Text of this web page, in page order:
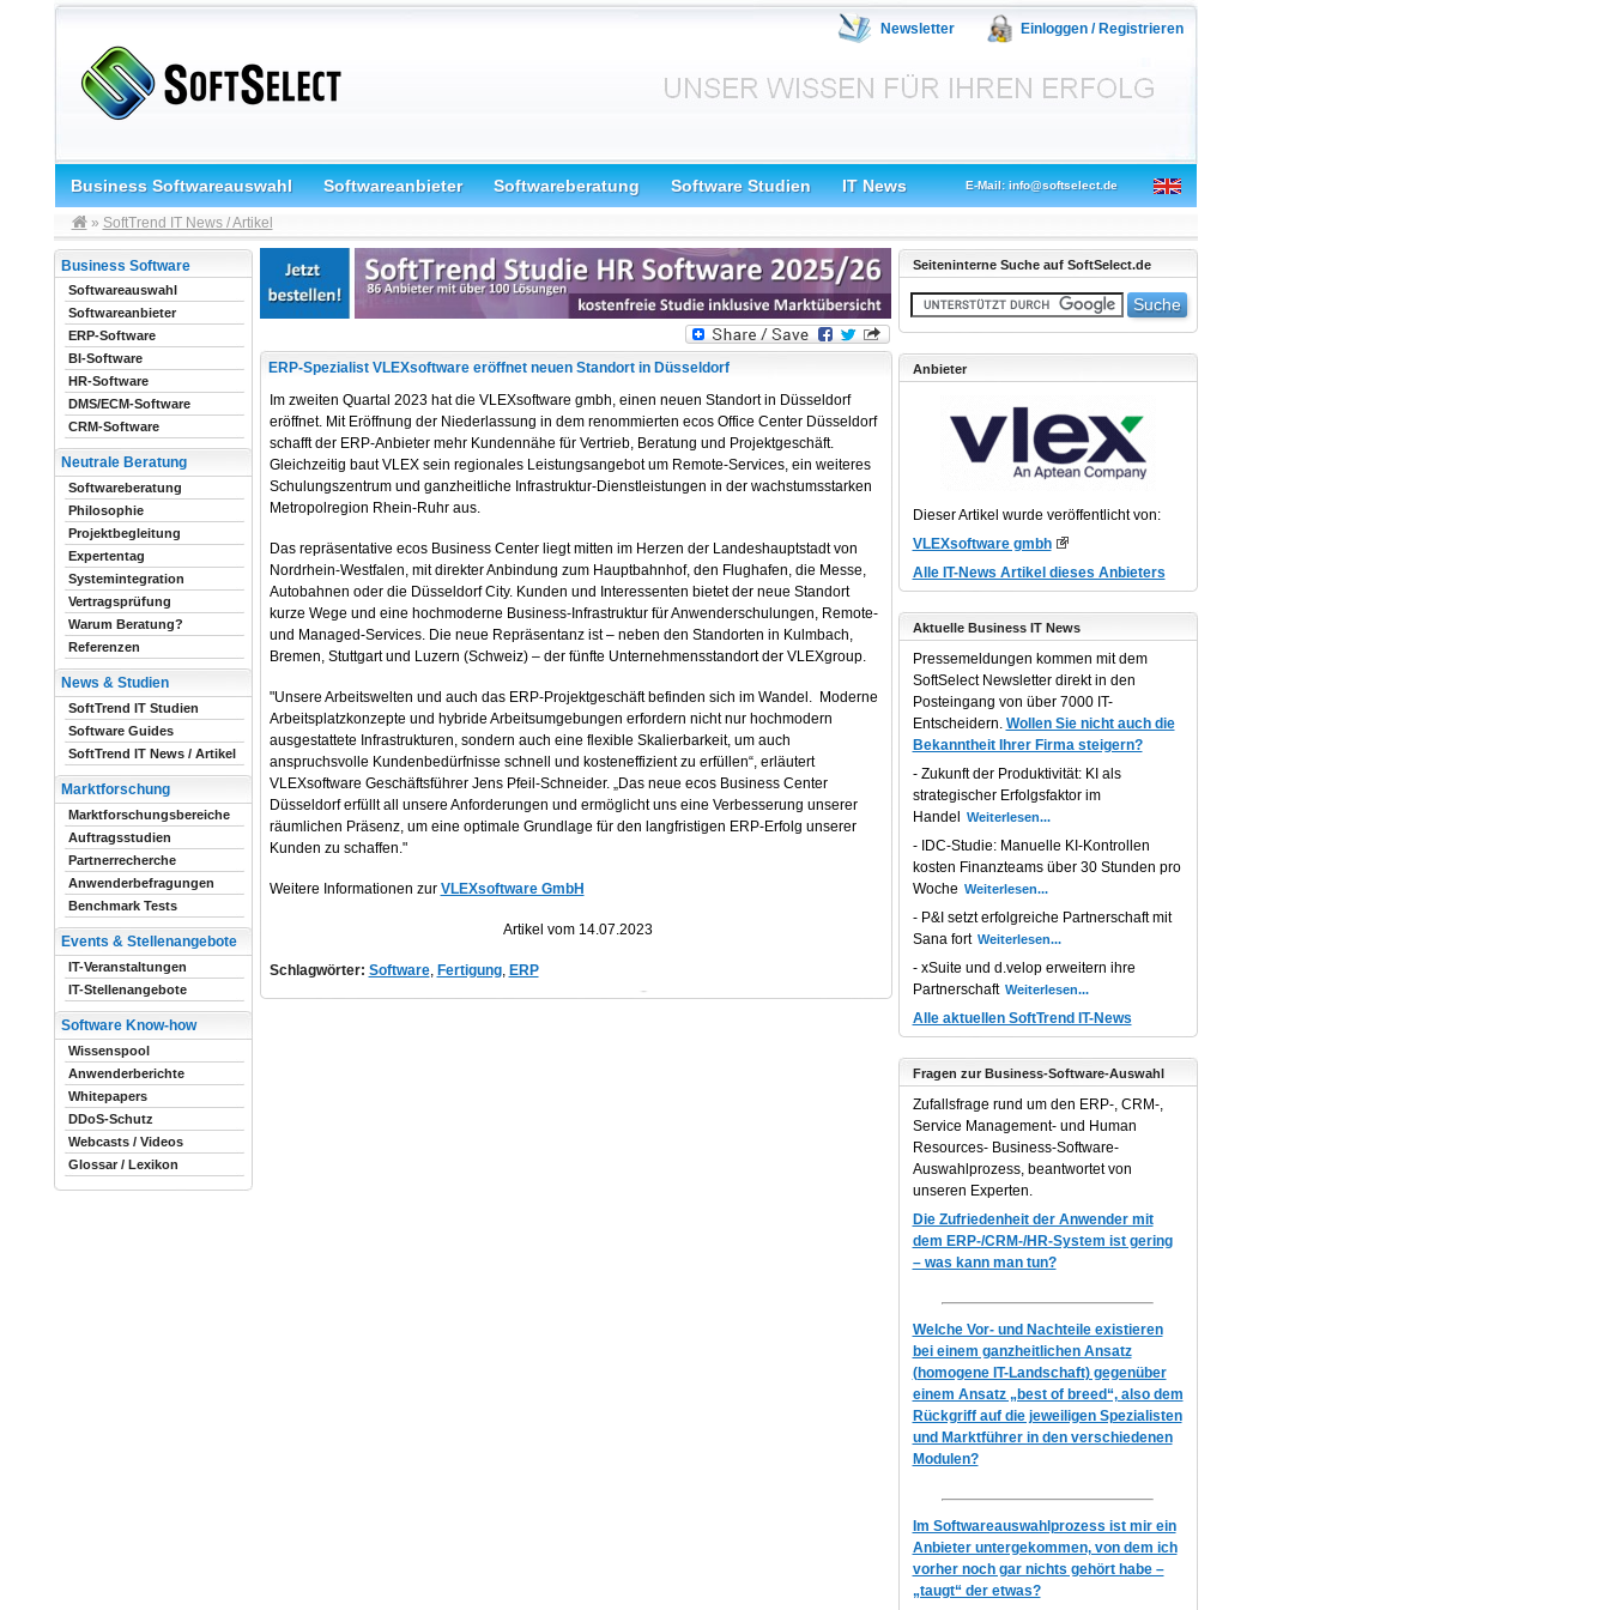
Newsletter Einloggen / Registrieren
Business Softwareauswahl Softwareanbieter Softwareberatung Software Studien IT News E-Mail: info@softselect.de
» SoftTrend IT News / Artikel
ERP-Spezialist VLEXsoftware eröffnet neuen Standort in Düsseldorf
Im zweiten Quartal 2023 hat die VLEXsoftware gmbh, einen neuen Standort in Düsseldorf
eröffnet. Mit Eröffnung der Niederlassung in dem renommierten ecos Office Center Düsseldorf
schafft der ERP-Anbieter mehr Kundennähe für Vertrieb, Beratung und Projektgeschäft.
Gleichzeitig baut VLEX sein regionales Leistungsangebot um Remote-Services, ein weiteres
Schulungszentrum und ganzheitliche Infrastruktur-Dienstleistungen in der wachstumsstarken
Metropolregion Rhein-Ruhr aus.
Das repräsentative ecos Business Center liegt mitten im Herzen der Landeshauptstadt von
Nordrhein-Westfalen, mit direkter Anbindung zum Hauptbahnhof, den Flughafen, die Messe,
Autobahnen oder die Düsseldorf City. Kunden und Interessenten bietet der neue Standort
kurze Wege und eine hochmoderne Business-Infrastruktur für Anwenderschulungen, Remote-
und Managed-Services. Die neue Repräsentanz ist – neben den Standorten in Kulmbach,
Bremen, Stuttgart und Luzern (Schweiz) – der fünfte Unternehmensstandort der VLEXgroup.
"Unsere Arbeitswelten und auch das ERP-Projektgeschäft befinden sich im Wandel. Moderne
Arbeitsplatzkonzepte und hybride Arbeitsumgebungen erfordern nicht nur hochmodern
ausgestattete Infrastrukturen, sondern auch eine flexible Skalierbarkeit, um auch
anspruchsvolle Kundenbedürfnisse schnell und kosteneffizient zu erfüllen“, erläutert
VLEXsoftware Geschäftsführer Jens Pfeil-Schneider. „Das neue ecos Business Center
Düsseldorf erfüllt all unsere Anforderungen und ermöglicht uns eine Verbesserung unserer
räumlichen Präsenz, um eine optimale Grundlage für den langfristigen ERP-Erfolg unserer
Kunden zu schaffen."
Weitere Informationen zur VLEXsoftware GmbH
Artikel vom 14.07.2023
Schlagwörter: Software, Fertigung, ERP
Business Software
Softwareauswahl
Softwareanbieter
ERP-Software
BI-Software
HR-Software
DMS/ECM-Software
CRM-Software
Neutrale Beratung
Softwareberatung
Philosophie
Projektbegleitung
Expertentag
Systemintegration
Vertragsprüfung
Warum Beratung?
Referenzen
News & Studien
SoftTrend IT Studien
Software Guides
SoftTrend IT News / Artikel
Marktforschung
Marktforschungsbereiche
Auftragsstudien
Partnerrecherche
Anwenderbefragungen
Benchmark Tests
Events & Stellenangebote
IT-Veranstaltungen
IT-Stellenangebote
Software Know-how
Wissenspool
Anwenderberichte
Whitepapers
DDoS-Schutz
Webcasts / Videos
Glossar / Lexikon
Seiteninterne Suche auf SoftSelect.de
Anbieter
Dieser Artikel wurde veröffentlicht von:
VLEXsoftware gmbh
Alle IT-News Artikel dieses Anbieters
Aktuelle Business IT News
Pressemeldungen kommen mit dem
SoftSelect Newsletter direkt in den
Posteingang von über 7000 IT-
Entscheidern. Wollen Sie nicht auch die
Bekanntheit Ihrer Firma steigern?
Zukunft der Produktivität: KI als
strategischer Erfolgsfaktor im
Handel
IDC-Studie: Manuelle KI-Kontrollen
kosten Finanzteams über 30 Stunden pro
Woche
P&I setzt erfolgreiche Partnerschaft mit
Sana fort
xSuite und d.velop erweitern ihre
Partnerschaft
Alle aktuellen SoftTrend IT-News
Fragen zur Business-Software-Auswahl
Zufallsfrage rund um den ERP-, CRM-,
Service Management- und Human
Resources- Business-Software-
Auswahlprozess, beantwortet von
unseren Experten.
Die Zufriedenheit der Anwender mit
dem ERP-/CRM-/HR-System ist gering
– was kann man tun?
Welche Vor- und Nachteile existieren
bei einem ganzheitlichen Ansatz
(homogene IT-Landschaft) gegenüber
einem Ansatz „best of breed“, also dem
Rückgriff auf die jeweiligen Spezialisten
und Marktführer in den verschiedenen
Modulen?
Im Softwareauswahlprozess ist mir ein
Anbieter untergekommen, von dem ich
vorher noch gar nichts gehört habe –
„taugt“ der etwas?